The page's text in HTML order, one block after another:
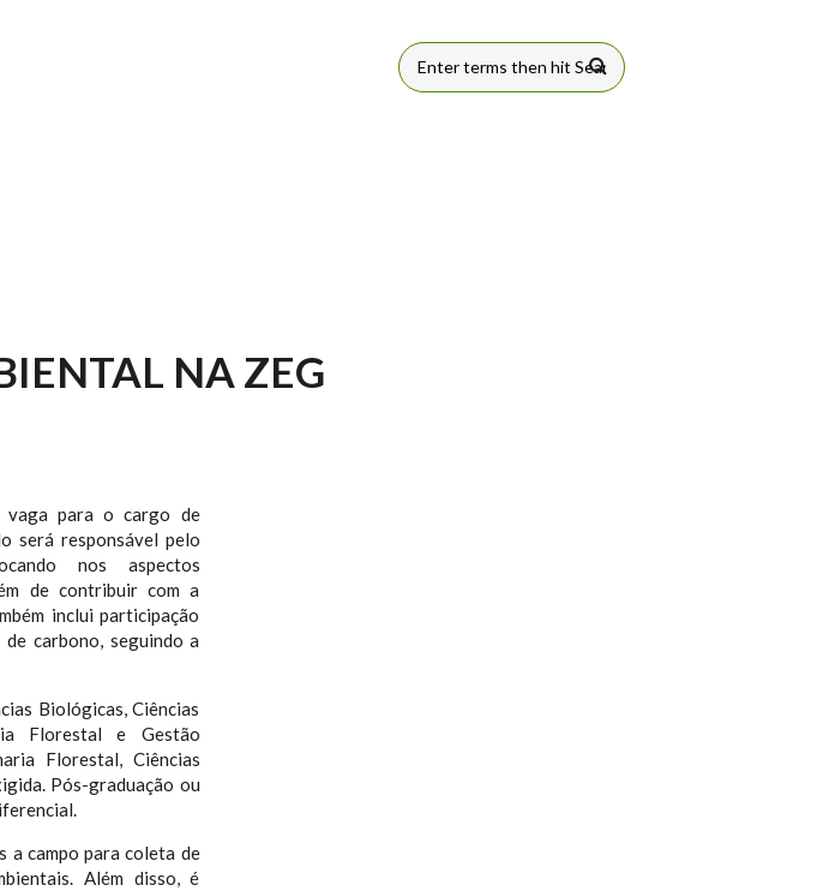
FORMULÁRIO
NA ZEG
vaga para o cargo de
será responsável pelo
nos aspectos
de contribuir com a
inclui participação
carbono, seguindo a
Biológicas, Ciências
Florestal e Gestão
Florestal, Ciências
Pós-graduação ou
a campo para coleta de
Além disso, é